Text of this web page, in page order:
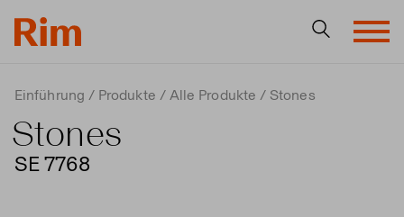
Einführung Produkte Alle Produkte Stones
Stones
SE 7768